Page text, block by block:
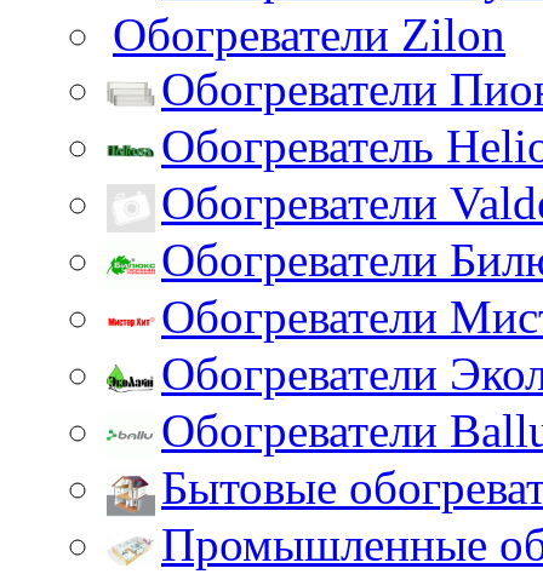
Обогреватели Zilon
Обогреватели
Обогреватель
Обогреватели
Обогреватели
Обогреватели
Обогреватели
Обогреватели
Бытовые
Промышленные